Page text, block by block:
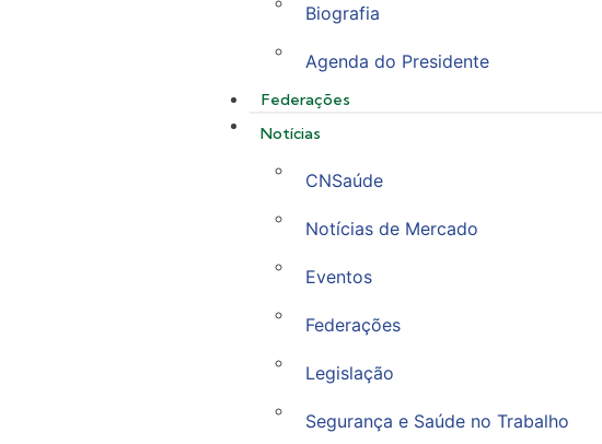
Biografia
Agenda do Presidente
Federações
Notícias
CNSaúde
Notícias de Mercado
Eventos
Federações
Legislação
Segurança e Saúde no Trabalho